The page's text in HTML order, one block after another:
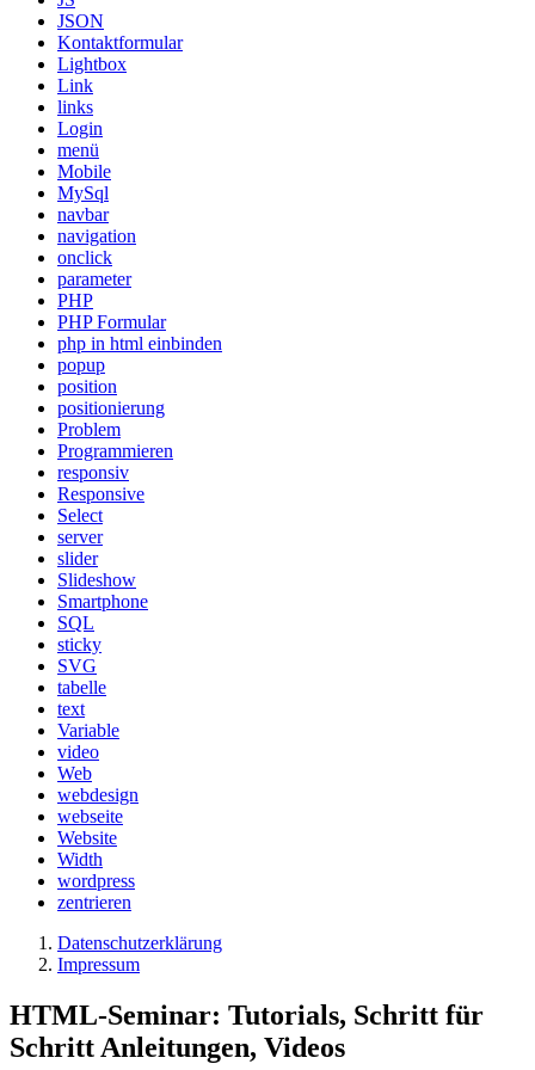
JSON
Kontaktformular
Lightbox
Link
links
Login
menü
Mobile
MySql
navbar
navigation
onclick
parameter
PHP
PHP Formular
php in html einbinden
popup
position
positionierung
Problem
Programmieren
responsiv
Responsive
Select
server
slider
Slideshow
Smartphone
SQL
sticky
SVG
tabelle
text
Variable
video
Web
webdesign
webseite
Website
Width
wordpress
zentrieren
Datenschutzerklärung
Impressum
HTML-Seminar: Tutorials, Schritt für
Schritt Anleitungen, Videos